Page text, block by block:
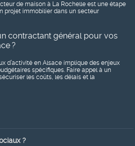
de maison à La Rochelle est une étape
projet immobilier dans un secteur
contractant général pour vos
?
d’activité en Alsace implique des enjeux
spécifiques. Faire appel à un
les coûts, les délais et la
?